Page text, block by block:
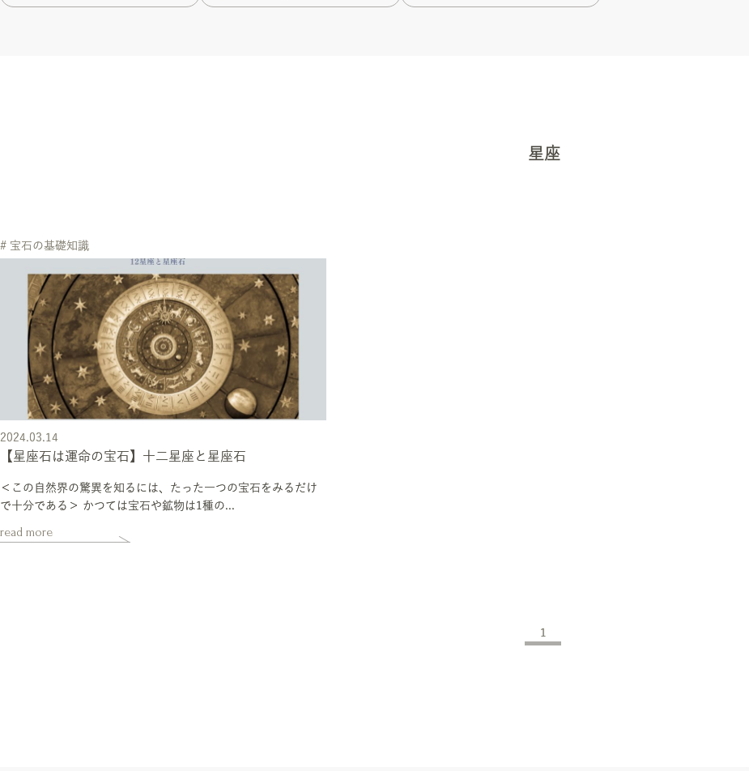
星座
# 宝石の基礎知識
2024.03.14
【星座石は運命の宝石】十二星座と星座石
＜この自然界の驚異を知るには、たった一つの宝石をみるだけ
で十分である＞ かつては宝石や鉱物は1種の...
read more
1